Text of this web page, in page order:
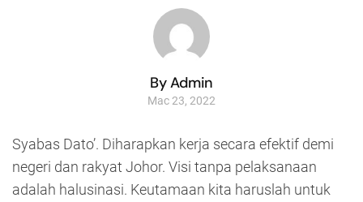
By Admin
Mac 23, 2022
Syabas Dato’. Diharapkan kerja secara efektif demi
negeri dan rakyat Johor. Visi tanpa pelaksanaan
adalah halusinasi. Keutamaan kita haruslah untuk